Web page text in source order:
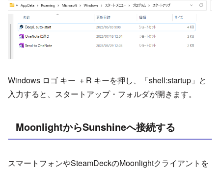
Windows ロゴ キー + R キーを押し、「shell:startup」と
入力すると、スタートアップ・フォルダが開きます。
MoonlightからSunshineへ接続する
スマートフォンやSteamDeckのMoonlightクライアントを